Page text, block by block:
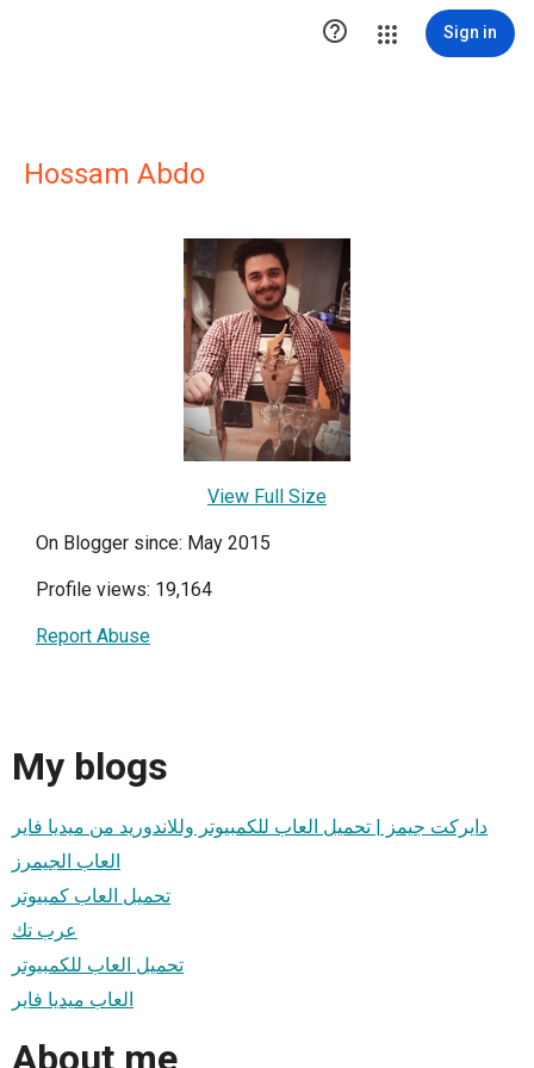
 Sign in
Hossam Abdo
View Full Size
On Blogger since: May 2015
Profile views: 19,164
Report Abuse
My blogs
دايركت جيمز | تحميل العاب للكمبيوتر وللاندوريد من ميديا فاير
العاب الجيمرز
تحميل العاب كمبيوتر
عرب تك
تحميل العاب للكمبيوتر
العاب ميديا فاير
About me